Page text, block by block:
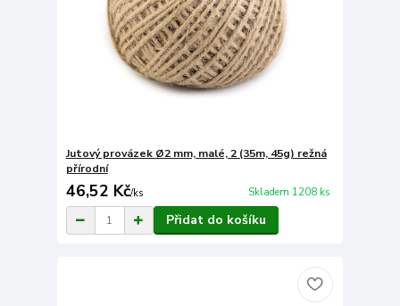
Jutový provázek Ø2 mm, malé, 2 (35m, 45g) režná
přírodní
46,52 Kč/ks Skladem 1208 ks
Přidat do košíku